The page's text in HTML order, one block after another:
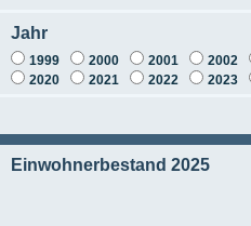
Jahr
1999 2000 2001 2002
2020
2021 2022 2023
Einwohnerbestand 2025